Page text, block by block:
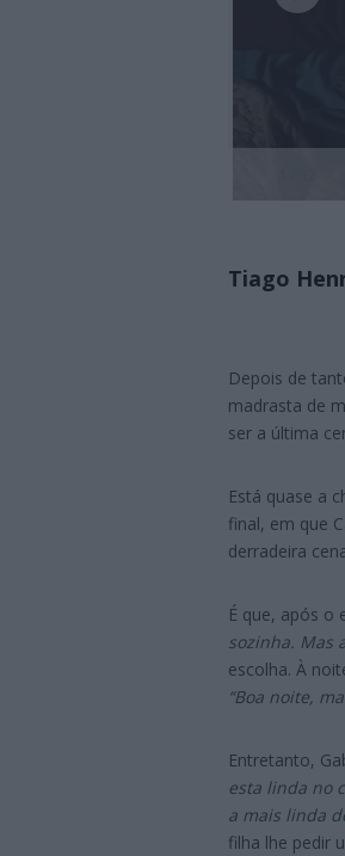
Tiago
Depois de
madrasta de
ser a última
Está quase a
final, em que
derradeira
É que, após o
sozinha. Mas
escolha. À
“Boa noite,
Entretanto,
esta linda no
a mais linda
filha lhe pedir